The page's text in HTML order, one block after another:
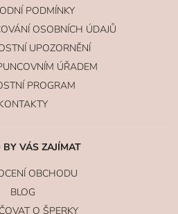
PODMÍNKY
OSOBNÍCH ÚDAJŮ
UPOZORNĚNÍ
ÚŘADEM
PROGRAM
BY VÁS ZAJÍMAT
OBCHODU
BLOG
O ŠPERKY